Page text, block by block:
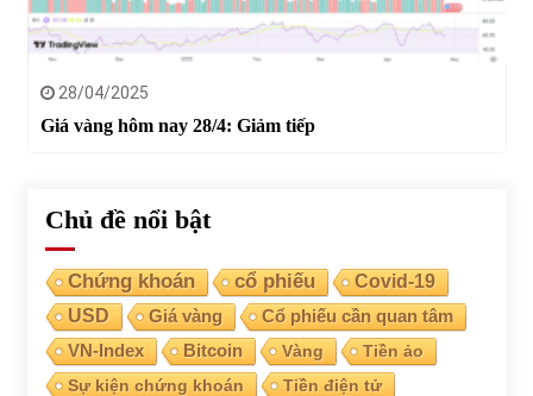
28/04/2025
Giá vàng hôm nay 28/4: Giảm tiếp
Chủ đề nổi bật
Chứng khoán cổ phiếu
Covid-19
USD
Giá vàng Cổ phiếu cần quan tâm
VN-Index Bitcoin Vàng
Tiền ảo
Sự kiện chứng khoán
Tiền điện tử